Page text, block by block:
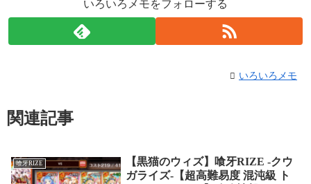
いろいろメモをフォローする
いろいろメモ
関連記事
喰牙RIZE
【黒猫のウィズ】喰牙RIZE -クウ
ガライズ-【超高難易度 混沌級 ト